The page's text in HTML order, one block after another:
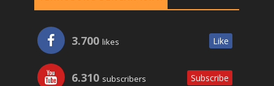
3.700 likes Like
6.310 subscribers Subscribe